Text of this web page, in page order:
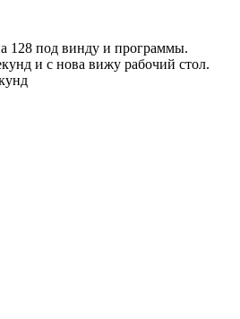
128 под винду и программы.
и с нова вижу рабочий стол.